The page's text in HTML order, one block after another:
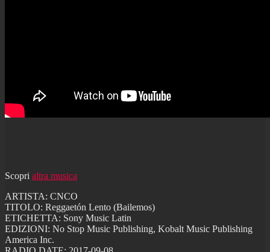
Scopri altra musica
ARTISTA: CNCO
TITOLO: Reggaetón Lento (Bailemos)
ETICHETTA: Sony Music Latin
EDIZIONI: No Stop Music Publishing, Kobalt Music Publishing
America Inc.